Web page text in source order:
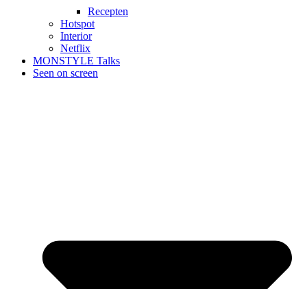
Recepten
Hotspot
Interior
Netflix
MONSTYLE Talks
Seen on screen